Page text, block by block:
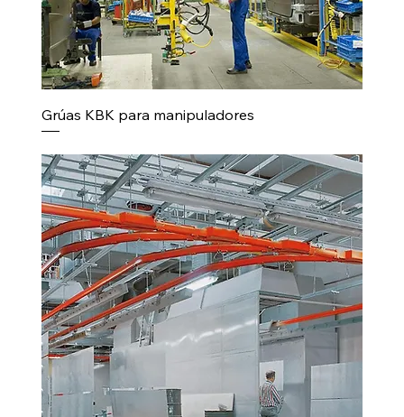
Grúas KBK para manipuladores